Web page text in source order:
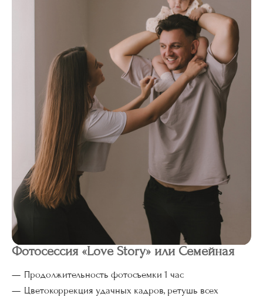
Фотосессия «Love Story» или Семейная
Продолжительность фотосъемки 1 час
Цветокоррекция удачных кадров, ретушь всех